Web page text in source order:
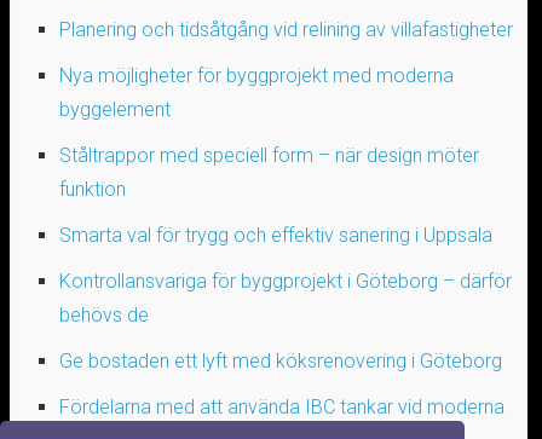
Planering och tidsåtgång vid relining av villafastigheter
Nya möjligheter för byggprojekt med moderna
byggelement
Ståltrappor med speciell form – när design möter
funktion
Smarta val för trygg och effektiv sanering i Uppsala
Kontrollansvariga för byggprojekt i Göteborg – därför
behövs de
Ge bostaden ett lyft med köksrenovering i Göteborg
Fördelarna med att använda IBC tankar vid moderna